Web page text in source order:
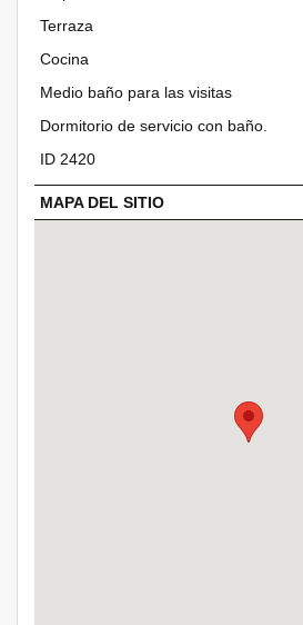
Terraza
Cocina
Medio baño para las visitas
Dormitorio de servicio con baño.
ID 2420
MAPA DEL SITIO